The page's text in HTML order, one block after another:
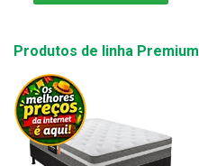
Produtos de linha Premium